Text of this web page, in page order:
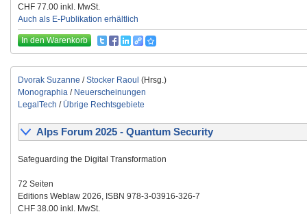
CHF 77.00 inkl. MwSt.
Auch als E-Publikation erhältlich
In den Warenkorb
Dvorak Suzanne /Stocker Raoul (Hrsg.)
Monographia / Neuerscheinungen
LegalTech / Übrige Rechtsgebiete
Alps Forum 2025 - Quantum Security
Safeguarding the Digital Transformation
72 Seiten
Editions Weblaw 2026, ISBN 978-3-03916-326-7
CHF 38.00 inkl. MwSt.